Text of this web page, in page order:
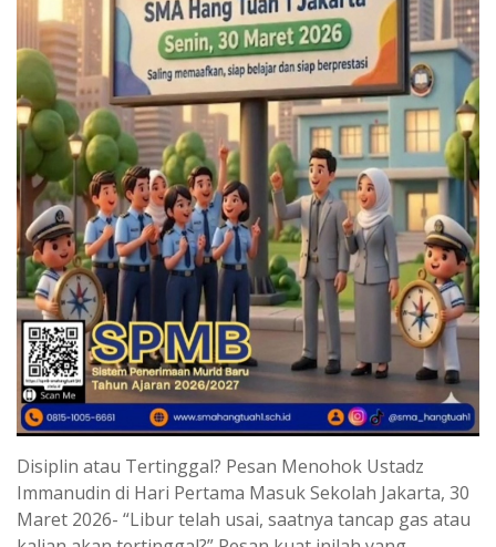
Disiplin atau Tertinggal? Pesan Menohok Ustadz
Immanudin di Hari Pertama Masuk Sekolah Jakarta, 30
Maret 2026- “Libur telah usai, saatnya tancap gas atau